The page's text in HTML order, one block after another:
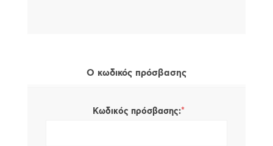
Ο κωδικός πρόσβασης
Κωδικός πρόσβασης:*